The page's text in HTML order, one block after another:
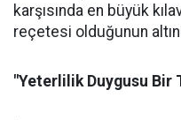
karşısında en büyük
reçetesi olduğunun
"Yeterlilik Duygusu Bir